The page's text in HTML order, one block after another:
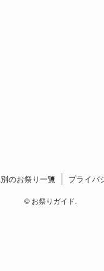
のお祭り一覧 プライバ
©お祭りガイド.